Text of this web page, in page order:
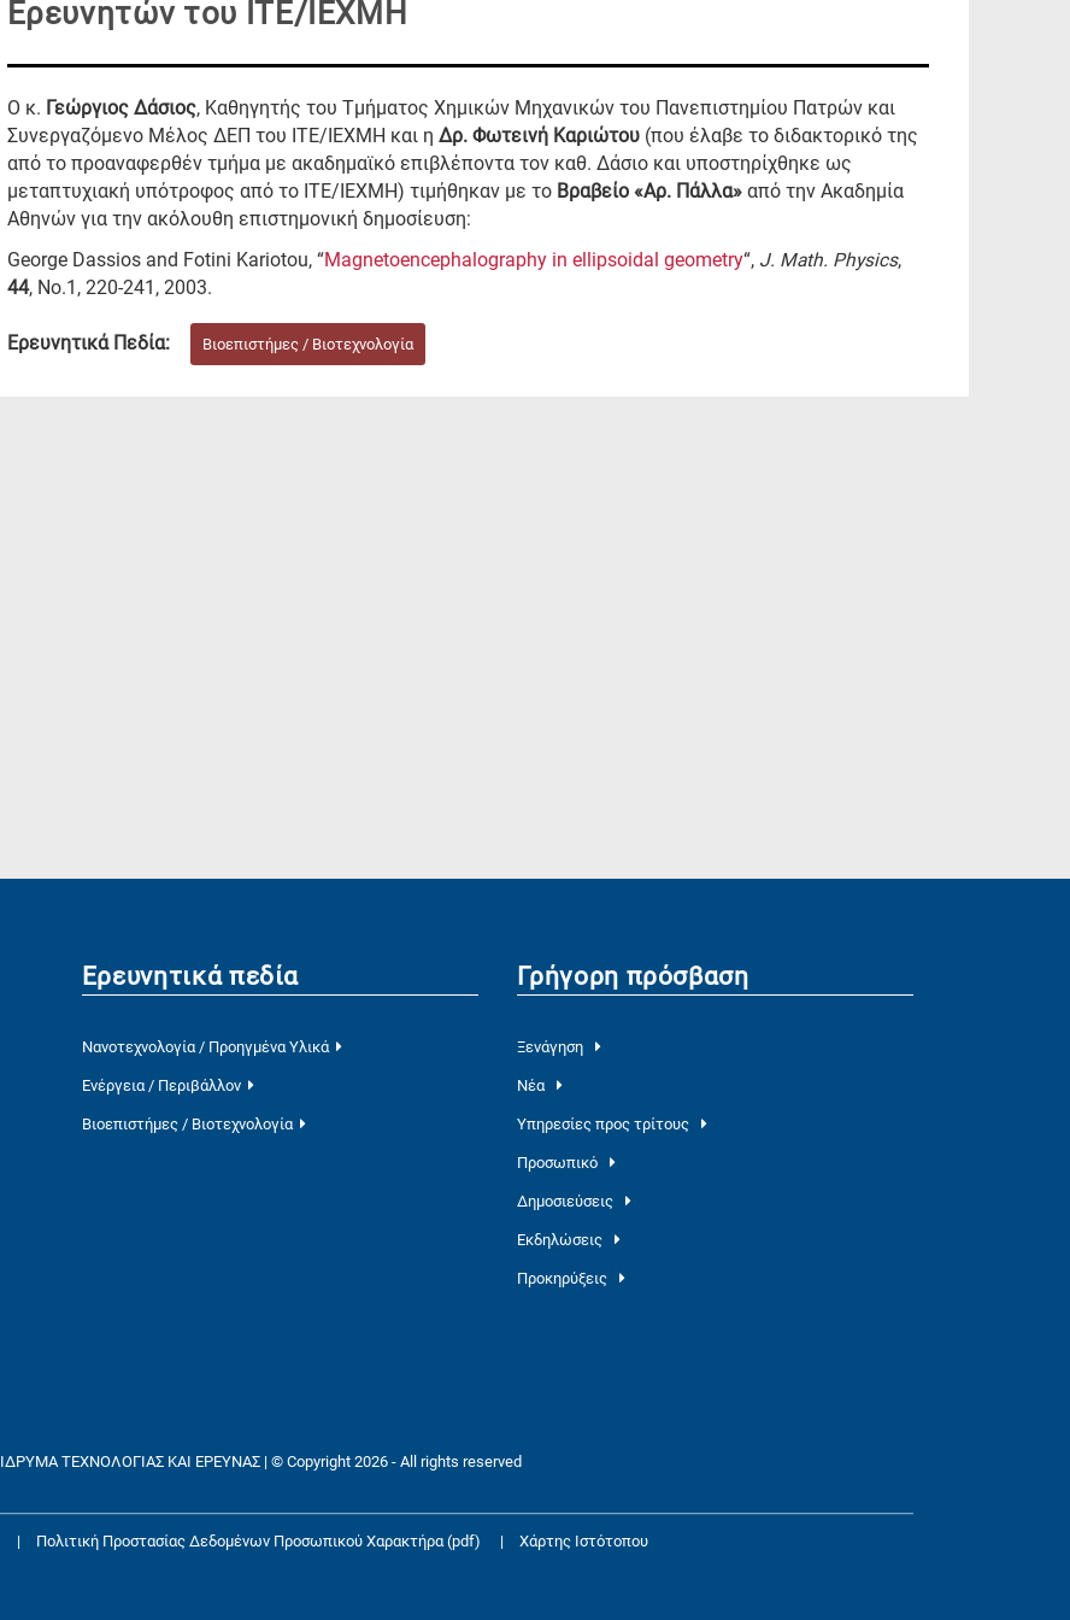
Ερευνητών του ΙΤΕ/ΙΕΧΜΗ
Ο κ. Γεώργιος Δάσιος, Καθηγητής του Τμήματος Χημικών Μηχανικών του Πανεπιστημίου Πατρών και
Συνεργαζόμενο Μέλος ΔΕΠ του ΙΤΕ/ΙΕΧΜΗ και η Δρ. Φωτεινή Καριώτου(που έλαβε το διδακτορικό της
από το προαναφερθέν τμήμα με ακαδημαϊκό επιβλέποντα τον καθ. Δάσιο και υποστηρίχθηκε ως
μεταπτυχιακή υπότροφος από το ΙΤΕ/ΙΕΧΜΗ) τιμήθηκαν με το Βραβείο «Αρ. Πάλλα»από την Ακαδημία
Αθηνών για την ακόλουθη επιστημονική δημοσίευση:
George Dassios and Fotini Kariotou, “Magnetoencephalography in ellipsoidal geometry“, J. Math. Physics,
44, No.1, 220-241, 2003.
Ερευνητικά Πεδία: Βιοεπιστήμες / Βιοτεχνολογία
Ερευνητικά πεδία
Νανοτεχνολογία / Προηγμένα Υλικά
Ενέργεια / Περιβάλλον
Βιοεπιστήμες / Βιοτεχνολογία
Γρήγορη πρόσβαση
Ξενάγηση
Νέα
Υπηρεσίες προς τρίτους
Προσωπικό
Δημοσιεύσεις
Εκδηλώσεις
Προκηρύξεις
ΙΔΡΥΜΑ ΤΕΧΝΟΛΟΓΙΑΣ ΚΑΙ ΕΡΕΥΝΑΣ | © Copyright 2026 - All rights reserved
| Πολιτική Προστασίας Δεδομένων Προσωπικού Χαρακτήρα (pdf) | Χάρτης Ιστότοπου